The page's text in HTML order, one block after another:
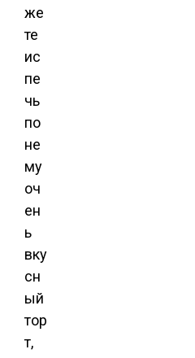
же
те
ис
пе
чь
по
не
му
оч
ен
ь
вку
сн
ый
тор
т,